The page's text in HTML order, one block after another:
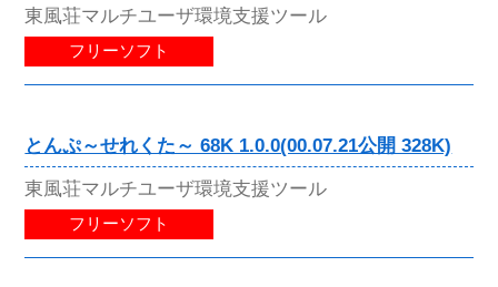
東風荘マルチユーザ環境支援ツール
フリーソフト
とんぷ～せれくた～ 68K 1.0.0(00.07.21公開 328K)
東風荘マルチユーザ環境支援ツール
フリーソフト